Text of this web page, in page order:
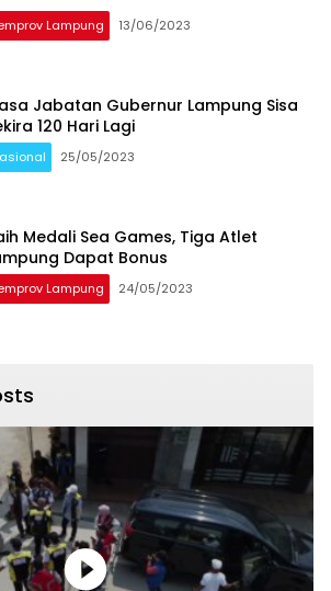
Lampung 13/06/2023
Jabatan Gubernur Lampung Sisa
120 Hari Lagi
25/05/2023
Medali Sea Games, Tiga Atlet
Dapat Bonus
Lampung 24/05/2023